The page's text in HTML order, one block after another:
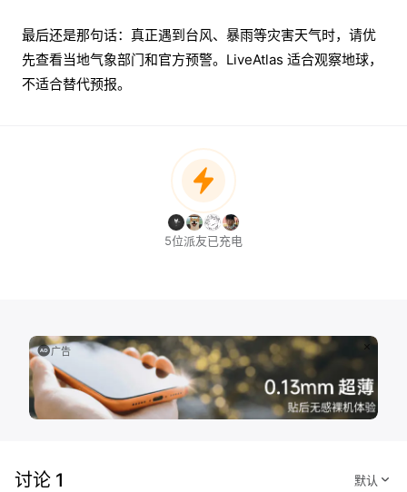
最后还是那句话：真正遇到台风、暴雨等灾害天气时，请优
先查看当地气象部门和官方预警。LiveAtlas 适合观察地球，
不适合替代预报。
5位派友已充电
广告
讨论 1